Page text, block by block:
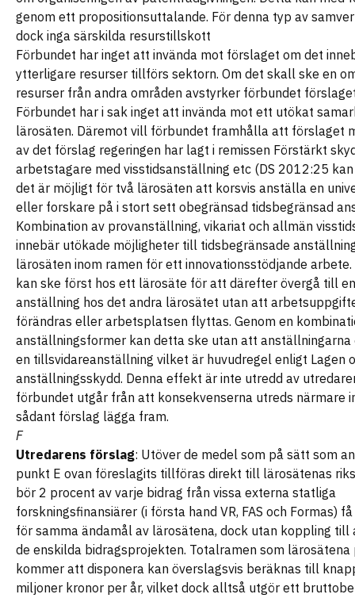
genom ett propositionsuttalande. För denna typ av
dock inga särskilda resurstillskott
Förbundet har inget att invända mot förslaget om det
ytterligare resurser tillförs sektorn. Om det skall ske en
resurser från andra områden avstyrker förbundet
Förbundet har i sak inget att invända mot ett utökat
lärosäten. Däremot vill förbundet framhålla att förslaget
av det förslag regeringen har lagt i remissen Förstärkt
arbetstagare med visstidsanställning etc (DS 2012:25
det är möjligt för två lärosäten att korsvis anställa en
eller forskare på i stort sett obegränsad tidsbegränsad
Kombination av provanställning, vikariat och allmän
innebär utökade möjligheter till tidsbegränsade
lärosäten inom ramen för ett innovationsstödjande
kan ske först hos ett lärosäte för att därefter övergå till
anställning hos det andra lärosätet utan att
förändras eller arbetsplatsen flyttas. Genom en
anställningsformer kan detta ske utan att
en tillsvidareanställning vilket är huvudregel enligt Lagen
anställningsskydd. Denna effekt är inte utredd av
förbundet utgår från att konsekvenserna utreds närmare
sådant förslag lägga fram.
F
Utredarens förslag: Utöver de medel som på sätt som
punkt E ovan föreslagits tillföras direkt till lärosätenas
bör 2 procent av varje bidrag från vissa externa statliga
forskningsfinansiärer (i första hand VR, FAS och Formas)
för samma ändamål av lärosätena, dock utan koppling till
de enskilda bidragsprojekten. Totalramen som
kommer att disponera kan överslagsvis beräknas till
miljoner kronor per år, vilket dock alltså utgör ett